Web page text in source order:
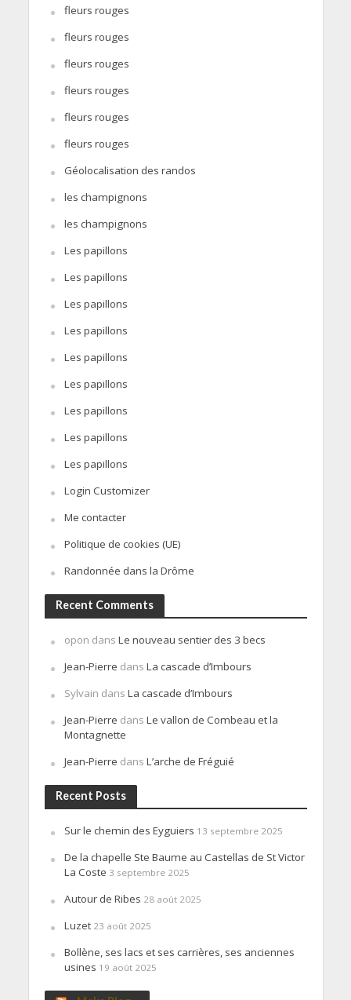
fleurs rouges
fleurs rouges
fleurs rouges
fleurs rouges
fleurs rouges
fleurs rouges
Géolocalisation des randos
les champignons
les champignons
Les papillons
Les papillons
Les papillons
Les papillons
Les papillons
Les papillons
Les papillons
Les papillons
Les papillons
Login Customizer
Me contacter
Politique de cookies (UE)
Randonnée dans la Drôme
Recent Comments
opon dans Le nouveau sentier des 3 becs
Jean-Pierre dans La cascade d’Imbours
Sylvain dans La cascade d’Imbours
Jean-Pierre dans Le vallon de Combeau et la
Montagnette
Jean-Pierre dans L’arche de Fréguié
Recent Posts
Sur le chemin des Eyguiers 13 septembre 2025
De la chapelle Ste Baume au Castellas de St Victor
La Coste 3 septembre 2025
Autour de Ribes 28 août 2025
Luzet 23 août 2025
Bollène, ses lacs et ses carrières, ses anciennes
usines 19 août 2025